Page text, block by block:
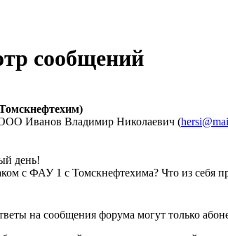
сообщений
Иванов Владимир Николаевич (
день!
с ФАУ 1 с Томскнефтехима? Что из себя
на сообщения форума могут только